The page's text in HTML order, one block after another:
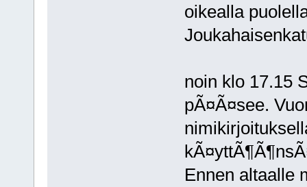
oikealla
noin klo 17.15
pÃ¤Ã¤see.
Ennen altaalle